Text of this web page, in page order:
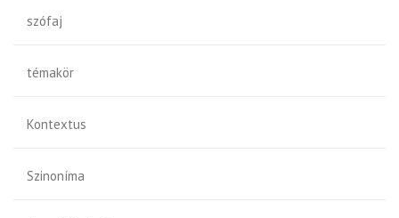
szófaj
témakör
Kontextus
Szinoníma